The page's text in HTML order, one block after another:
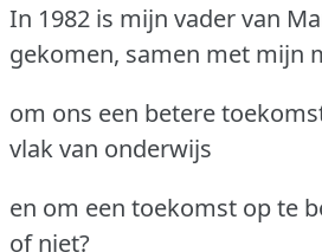
In 1982 is mijn vader van
gekomen, samen met mijn
om ons een betere
vlak van onderwijs
en om een toekomst op te
of niet?